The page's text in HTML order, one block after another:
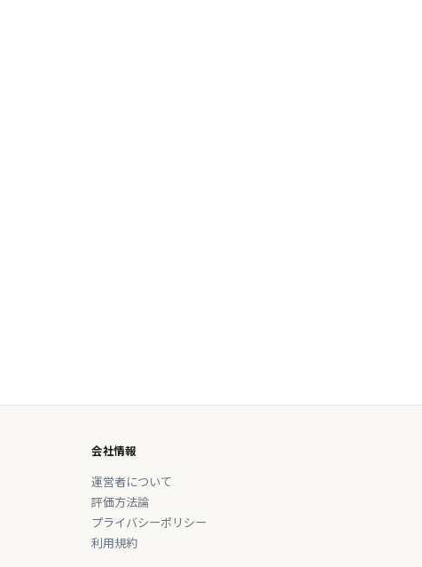
会社情報
運営者について
評価方法論
プライバシーポリシー
利用規約